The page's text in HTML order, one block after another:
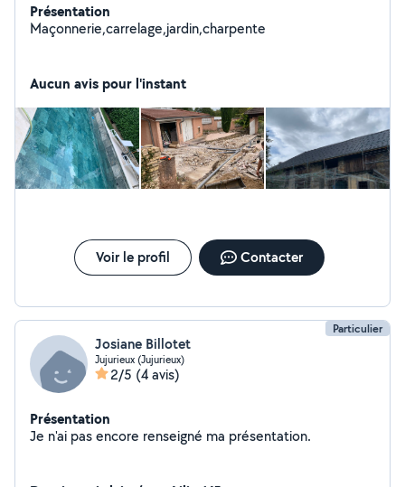
Présentation
Maçonnerie,carrelage,jardin,charpente
Aucun avis pour l'instant
Voir le profil Contacter
Particulier
Josiane Billotet
Jujurieux (Jujurieux)
2/5 (4 avis)
Présentation
Je n'ai pas encore renseigné ma présentation.